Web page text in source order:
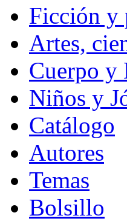
Ficción y
Artes,
Cuerpo y
Niños y
Catálogo
Autores
Temas
Bolsillo